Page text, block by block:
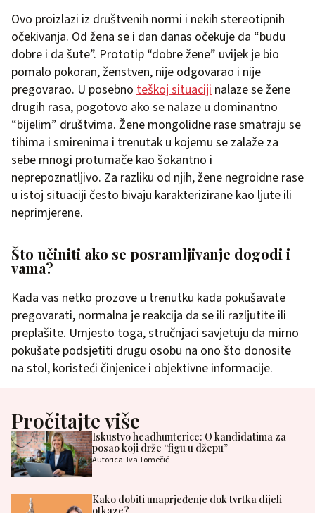
Ovo proizlazi iz društvenih normi i nekih stereotipnih
očekivanja. Od žena se i dan danas očekuje da “budu
dobre i da šute”. Prototip “dobre žene” uvijek je bio
pomalo pokoran, ženstven, nije odgovarao i nije
pregovarao. U posebno teškoj situaciji nalaze se žene
drugih rasa, pogotovo ako se nalaze u dominantno
“bijelim” društvima. Žene mongolidne rase smatraju se
tihima i smirenima i trenutak u kojemu se zalaže za
sebe mnogi protumače kao šokantno i
neprepoznatljivo. Za razliku od njih, žene negroidne rase
u istoj situaciji često bivaju karakterizirane kao ljute ili
neprimjerene.
Što učiniti ako se posramljivanje dogodi i
vama?
Kada vas netko prozove u trenutku kada pokušavate
pregovarati, normalna je reakcija da se ili razljutite ili
preplašite. Umjesto toga, stručnjaci savjetuju da mirno
pokušate podsjetiti drugu osobu na ono što donosite
na stol, koristeći činjenice i objektivne informacije.
Pročitajte više
Iskustvo headhunterice: O kandidatima za
posao koji drže “figu u džepu”
Autorica: Iva Tomečić
Kako dobiti unaprjeđenje dok tvrtka dijeli